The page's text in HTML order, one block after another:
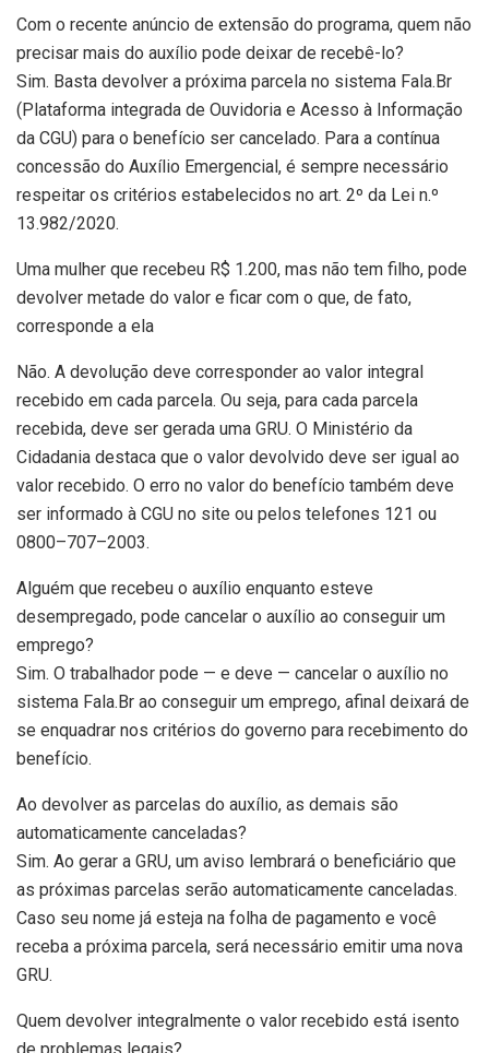
Com o recente anúncio de extensão do programa, quem não
precisar mais do auxílio pode deixar de recebê-lo?
Sim. Basta devolver a próxima parcela no sistema Fala.Br
(Plataforma integrada de Ouvidoria e Acesso à Informação
da CGU) para o benefício ser cancelado. Para a contínua
concessão do Auxílio Emergencial, é sempre necessário
respeitar os critérios estabelecidos no art. 2º da Lei n.º
13.982/2020.
Uma mulher que recebeu R$ 1.200, mas não tem filho, pode
devolver metade do valor e ficar com o que, de fato,
corresponde a ela
Não. A devolução deve corresponder ao valor integral
recebido em cada parcela. Ou seja, para cada parcela
recebida, deve ser gerada uma GRU. O Ministério da
Cidadania destaca que o valor devolvido deve ser igual ao
valor recebido. O erro no valor do benefício também deve
ser informado à CGU no site ou pelos telefones 121 ou
0800–707–2003.
Alguém que recebeu o auxílio enquanto esteve
desempregado, pode cancelar o auxílio ao conseguir um
emprego?
Sim. O trabalhador pode — e deve — cancelar o auxílio no
sistema Fala.Br ao conseguir um emprego, afinal deixará de
se enquadrar nos critérios do governo para recebimento do
benefício.
Ao devolver as parcelas do auxílio, as demais são
automaticamente canceladas?
Sim. Ao gerar a GRU, um aviso lembrará o beneficiário que
as próximas parcelas serão automaticamente canceladas.
Caso seu nome já esteja na folha de pagamento e você
receba a próxima parcela, será necessário emitir uma nova
GRU.
Quem devolver integralmente o valor recebido está isento